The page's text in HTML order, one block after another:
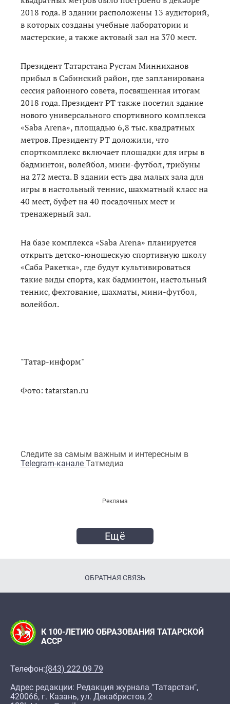
2018 года. В здании расположены 13 аудиторий,
в которых созданы учебные лаборатории и
мастерские, а также актовый зал на 370 мест.
Президент Татарстана Рустам Минниханов
прибыл в Сабинский район, где запланирована
сессия районного совета, посвященная итогам
2018 года. Президент РТ также посетил здание
нового универсального спортивного комплекса
«Saba Arena», площадью 6,8 тыс. квадратных
метров. Президенту РТ доложили, что
спорткомплекс включает площадки для игры в
бадминтон, волейбол, мини-футбол, трибуны
на 272 места. В здании есть два малых зала для
игры в настольный теннис, шахматный класс на
40 мест, буфет на 40 посадочных мест и
тренажерный зал.
На базе комплекса «Saba Arena» планируется
открыть детско-юношескую спортивную школу
«Саба Ракетка», где будут культивироваться
такие виды спорта, как бадминтон, настольный
теннис, фехтование, шахматы, мини-футбол,
волейбол.
"Татар-информ"
Фото: tatarstan.ru
Следите за самым важным и интересным в
Telegram-канале Татмедиа
Реклама
Ещё
ОБРАТНАЯ СВЯЗЬ
К 100-ЛЕТИЮ ОБРАЗОВАНИЯ ТАТАРСКОЙ
АССР
Телефон:(843) 222 09 79
Адрес редакции: Редакция журнала "Татарстан",
420066, г. Казань, ул. Декабристов, 2